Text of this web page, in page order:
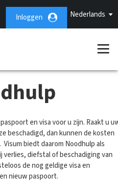
Nederlands
Inloggen
en visa voor u zijn. Raakt u
beschadigd, dan kunnen de kosten
biedt daarom Noodhulp als
verlies, diefstal of beschadiging van
de nog geldige visa en
nieuw paspoort.